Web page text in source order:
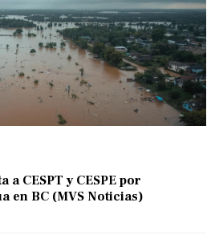
a CESPT y CESPE por
en BC (MVS Noticias)